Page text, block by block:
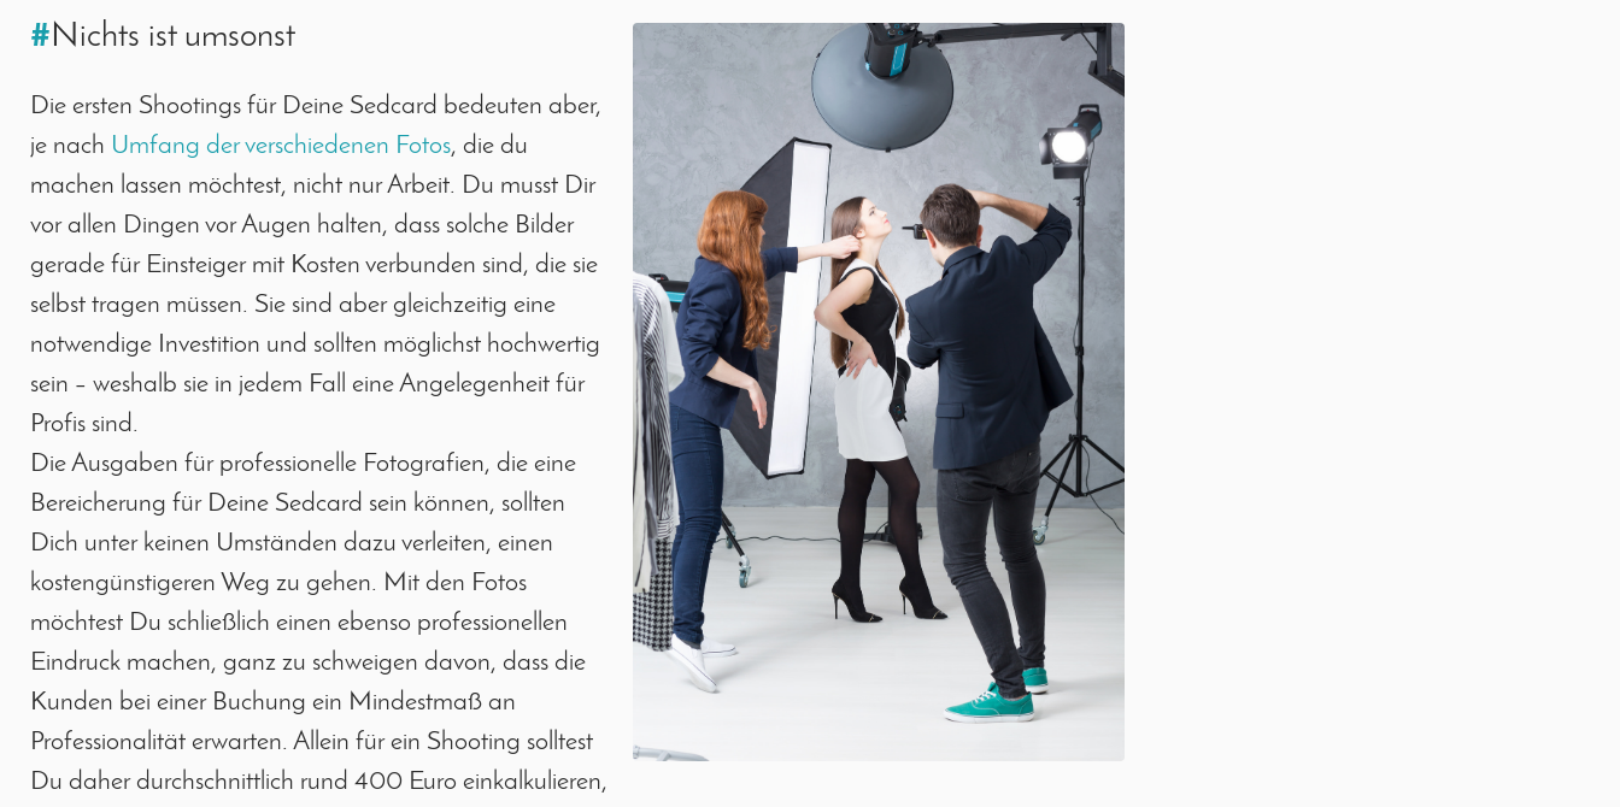
#Nichts ist umsonst
Die ersten Shootings für Deine Sedcard bedeuten aber,
je nach Umfang der verschiedenen Fotos, die du
machen lassen möchtest, nicht nur Arbeit. Du musst Dir
vor allen Dingen vor Augen halten, dass solche Bilder
gerade für Einsteiger mit Kosten verbunden sind, die sie
selbst tragen müssen. Sie sind aber gleichzeitig eine
notwendige Investition und sollten möglichst hochwertig
sein – weshalb sie in jedem Fall eine Angelegenheit für
Profis sind.
Die Ausgaben für professionelle Fotografien, die eine
Bereicherung für Deine Sedcard sein können, sollten
Dich unter keinen Umständen dazu verleiten, einen
kostengünstigeren Weg zu gehen. Mit den Fotos
möchtest Du schließlich einen ebenso professionellen
Eindruck machen, ganz zu schweigen davon, dass die
Kunden bei einer Buchung ein Mindestmaß an
Professionalität erwarten. Allein für ein Shooting solltest
Du daher durchschnittlich rund 400 Euro einkalkulieren,